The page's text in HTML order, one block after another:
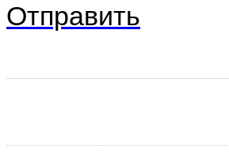
Отправить